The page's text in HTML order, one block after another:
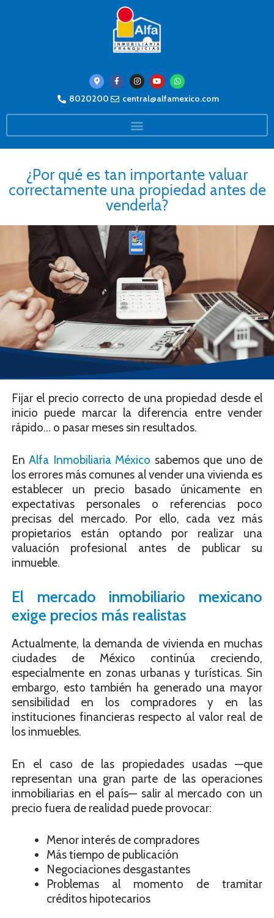
8020200 central@alfamexico.com
¿Por qué es tan importante valuar
correctamente una propiedad antes de
venderla?
Fijar el precio correcto de una propiedad desde el
inicio puede marcar la diferencia entre vender
rápido… o pasar meses sin resultados.
EnAlfa Inmobiliaria México sabemos que uno de
los errores más comunes al vender una vivienda es
establecer un precio basado únicamente en
expectativas personales o referencias poco
precisas del mercado. Por ello, cada vez más
propietarios están optando por realizar una
valuación profesional antes de publicar su
inmueble.
El mercado inmobiliario mexicano
exige precios más realistas
Actualmente, la demanda de vivienda en muchas
ciudades de México continúa creciendo,
especialmente en zonas urbanas y turísticas. Sin
embargo, esto también ha generado una mayor
sensibilidad en los compradores y en las
instituciones financieras respecto al valor real de
los inmuebles.
En el caso de las propiedades usadas —que
representan una gran parte de las operaciones
inmobiliarias en el país— salir al mercado con un
precio fuera de realidad puede provocar:
Menor interés de compradores
Más tiempo de publicación
Negociaciones desgastantes
Problemas al momento de tramitar
créditos hipotecarios